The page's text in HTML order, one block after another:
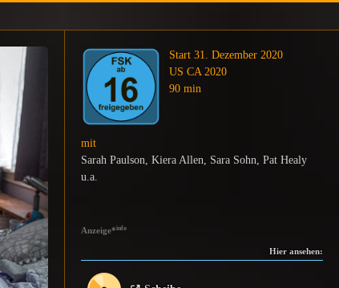
Start 31. Dezember 2020
US CA 2020
90 min
mit
Sarah Paulson, Kiera Allen, Sara Sohn, Pat Healy
u.a.
Anzeige*info
Hier ansehen: